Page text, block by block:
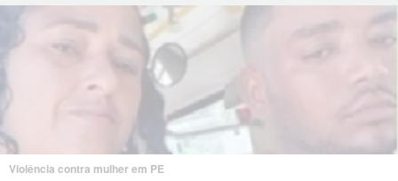
Violência contra mulher em PE